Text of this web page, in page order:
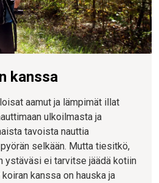
kanssa
aamut ja lämpimät illat
ulkoilmasta ja
tavoista nauttia
selkään. Mutta tiesitkö,
ystäväsi ei tarvitse jäädä kotiin
kanssa on hauska ja